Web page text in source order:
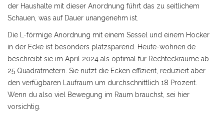
der Haushalte mit dieser Anordnung führt das zu seitlichem
Schauen, was auf Dauer unangenehm ist.
Die L-förmige Anordnung mit einem Sessel und einem Hocker
in der Ecke ist besonders platzsparend. Heute-wohnen.de
beschreibt sie im April 2024 als optimal für Rechteckräume ab
25 Quadratmetern. Sie nutzt die Ecken effizient, reduziert aber
den verfügbaren Laufraum um durchschnittlich 18 Prozent.
Wenn du also viel Bewegung im Raum brauchst, sei hier
vorsichtig.